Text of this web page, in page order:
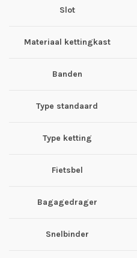
Slot
Materiaal kettingkast
Banden
Type standaard
Type ketting
Fietsbel
Bagagedrager
Snelbinder